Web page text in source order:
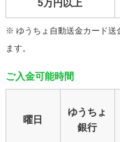
5万円以上
※ ゆうちょ自動送金カード送
ます。
ご入金可能時間
曜日
ゆうちょ
銀行